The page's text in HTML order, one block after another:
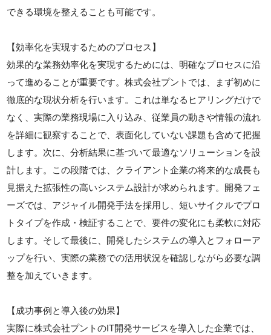
できる環境を整えることも可能です。
【効率化を実現するためのプロセス】
効果的な業務効率化を実現するためには、明確なプロセスに沿
って進めることが重要です。株式会社プントでは、まず初めに
徹底的な現状分析を行います。これは単なるヒアリングだけで
なく、実際の業務現場に入り込み、従業員の動きや情報の流れ
を詳細に観察することで、表面化していない課題も含めて把握
します。次に、分析結果に基づいて最適なソリューションを設
計します。この段階では、クライアント企業の将来的な成長も
見据えた拡張性の高いシステム設計が求められます。開発フェ
ーズでは、アジャイル開発手法を採用し、短いサイクルでプロ
トタイプを作成・検証することで、要件の変化にも柔軟に対応
します。そして最後に、開発したシステムの導入とフォローア
ップを行い、実際の業務での活用状況を確認しながら必要な調
整を加えていきます。
【成功事例と導入後の効果】
実際に株式会社プントのIT開発サービスを導入した企業では、